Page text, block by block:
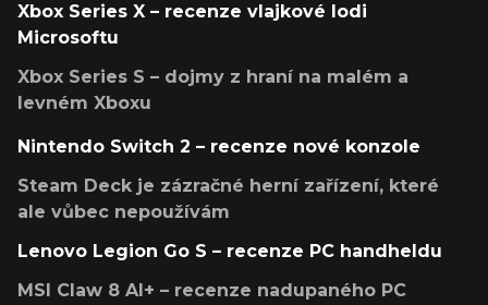
Xbox Series X – recenze vlajkové lodi
Microsoftu
Xbox Series S – dojmy z hraní na malém a
levném Xboxu
Nintendo Switch 2 – recenze nové konzole
Steam Deck je zázračné herní zařízení, které
ale vůbec nepoužívám
Lenovo Legion Go S – recenze PC handheldu
MSI Claw 8 AI+ – recenze nadupaného PC